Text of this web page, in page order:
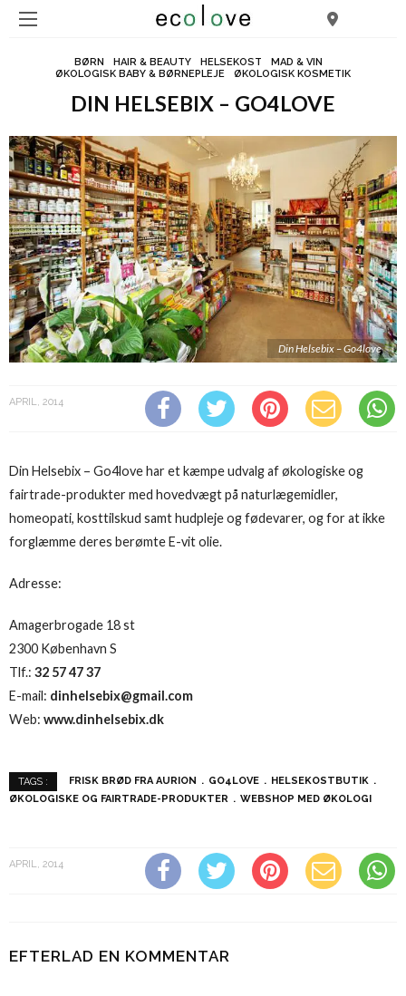
BØRN HAIR & BEAUTY HELSEKOST
MAD & VIN
ØKOLOGISK BABY & BØRNEPLEJE
ØKOLOGISK KOSMETIK
DIN HELSEBIX – GO4LOVE
Din Helsebix – Go4love
APRIL, 2014
Din Helsebix – Go4love har et kæmpe udvalg af økologiske og
fairtrade-produkter med hovedvægt på naturlægemidler,
homeopati, kosttilskud samt hudpleje og fødevarer, og for at ikke
forglæmme deres berømte E-vit olie.
Adresse:
Amagerbrogade 18 st
2300 København S
Tlf.: 32 57 47 37
E-mail: dinhelsebix@gmail.com
Web: www.dinhelsebix.dk
TAGS : FRISK BRØD FRA AURION GO4LOVE
HELSEKOSTBUTIK
ØKOLOGISKE OG FAIRTRADE-PRODUKTER
WEBSHOP MED ØKOLOGI
APRIL, 2014
EFTERLAD EN KOMMENTAR